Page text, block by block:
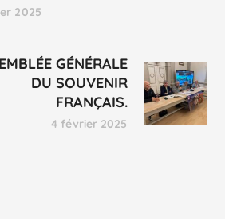
2025
GÉNÉRALE
DU SOUVENIR
FRANÇAIS.
4 février 2025